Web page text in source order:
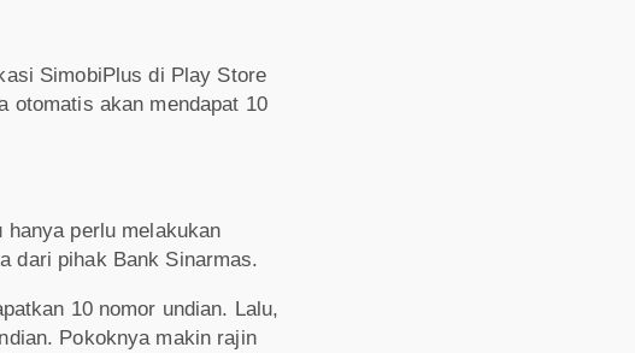
SimobiPlus di Play Store
otomatis akan mendapat 10
hanya perlu melakukan
dari pihak Bank Sinarmas.
10 nomor undian. Lalu,
Pokoknya makin rajin